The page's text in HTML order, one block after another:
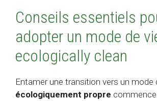
Conseils essentiels
adopter un mode de
ecologically clean
Entamer une transition vers un mode
écologiquement propre